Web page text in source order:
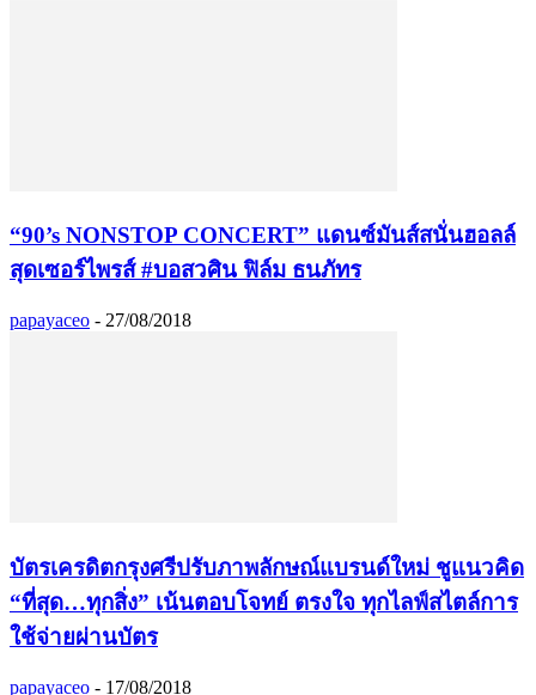
“90’s NONSTOP CONCERT” แดนซ์มันส์สนั่นฮอลล์
สุดเซอร์ไพรส์ #บอสวศิน ฟิล์ม ธนภัทร
papayaceo - 27/08/2018
บัตรเครดิตกรุงศรีปรับภาพลักษณ์แบรนด์ใหม่ ชูแนวคิด
“ที่สุด…ทุกสิ่ง” เน้นตอบโจทย์ ตรงใจ ทุกไลฟ์สไตล์การ
ใช้จ่ายผ่านบัตร
papayaceo - 17/08/2018